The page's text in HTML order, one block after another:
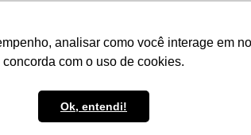
analisar como você interage em
concorda com o uso de cookies.
Ok, entendi!